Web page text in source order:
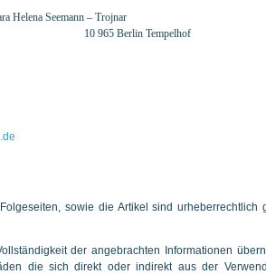
Helena Seemann –
Berlin
sowie die Artikel sind urheberrechtlich
der angebrachten Informationen
die sich direkt oder indirekt aus der